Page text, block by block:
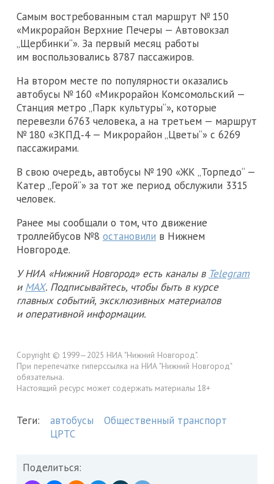
Самым востребованным стал маршрут № 150
«Микрорайон Верхние Печеры — Автовокзал
„Щербинки“». За первый месяц работы
им воспользовались 8787 пассажиров.
На втором месте по популярности оказались
автобусы № 160 «Микрорайон Комсомольский —
Станция метро „Парк культуры“», которые
перевезли 6763 человека, а на третьем — маршрут
№ 180 «ЗКПД‑4 — Микрорайон „Цветы“» с 6269
пассажирами.
В свою очередь, автобусы № 190 «ЖК „Торпедо“ —
Катер „Герой“» за тот же период обслужили 3315
человек.
Ранее мы сообщали о том, что движение
троллейбусов №8 остановили в Нижнем
Новгороде.
У НИА «Нижний Новгород» есть каналы в Telegram
и MAX. Подписывайтесь, чтобы быть в курсе
главных событий, эксклюзивных материалов
и оперативной информации.
Copyright © 1999—2025 НИА "Нижний Новгород".
При перепечатке гиперссылка на НИА "Нижний Новгород"
обязательна.
Настоящий ресурс может содержать материалы 18+
Теги: автобусы
Общественный транспорт
ЦРТС
Поделиться: